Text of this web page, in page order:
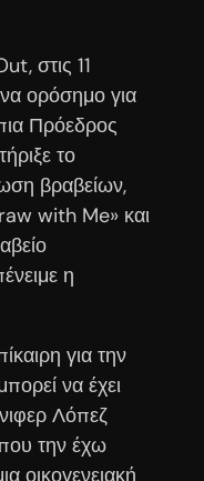
στις 11
ορόσημο για
Πρόεδρος
το
βραβείων,
with Me» και
η
για την
να έχει
Λόπεζ
που την έχω
οικογενειακή